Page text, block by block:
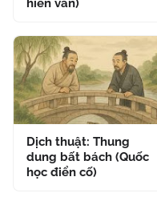
hiền văn)
Dịch thuật: Thung
dung bất bách (Quốc
học điển cố)